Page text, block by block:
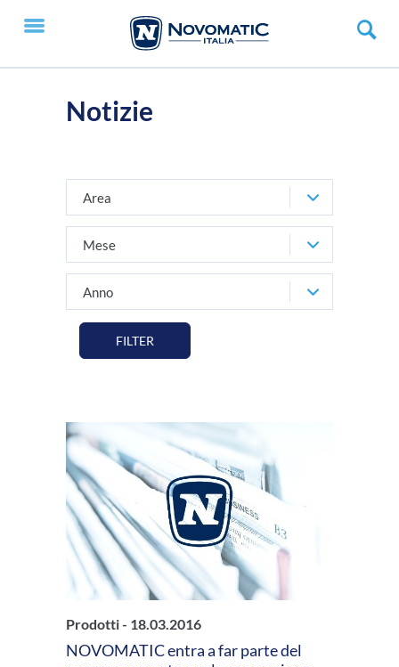
Notizie
Area
Mese
Anno
FILTER
Prodotti - 18.03.2016
NOVOMATIC entra a far parte del